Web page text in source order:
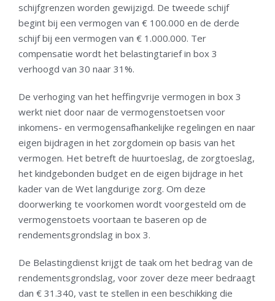
schijfgrenzen worden gewijzigd. De tweede schijf
begint bij een vermogen van € 100.000 en de derde
schijf bij een vermogen van € 1.000.000. Ter
compensatie wordt het belastingtarief in box 3
verhoogd van 30 naar 31%.
De verhoging van het heffingvrije vermogen in box 3
werkt niet door naar de vermogenstoetsen voor
inkomens- en vermogensafhankelijke regelingen en naar
eigen bijdragen in het zorgdomein op basis van het
vermogen. Het betreft de huurtoeslag, de zorgtoeslag,
het kindgebonden budget en de eigen bijdrage in het
kader van de Wet langdurige zorg. Om deze
doorwerking te voorkomen wordt voorgesteld om de
vermogenstoets voortaan te baseren op de
rendementsgrondslag in box 3.
De Belastingdienst krijgt de taak om het bedrag van de
rendementsgrondslag, voor zover deze meer bedraagt
dan € 31.340, vast te stellen in een beschikking die